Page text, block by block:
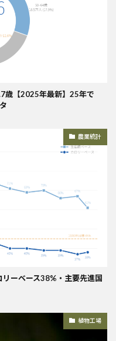
歳【2025年最新】25年で
農業統計
ーベース38%・主要先進国
植物工場